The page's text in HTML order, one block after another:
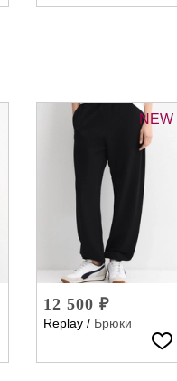
NEW
12 500 ₽
Replay / Брюки